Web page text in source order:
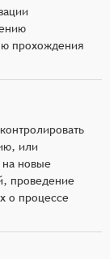
прохождения
или
на новые
проведение
о процессе